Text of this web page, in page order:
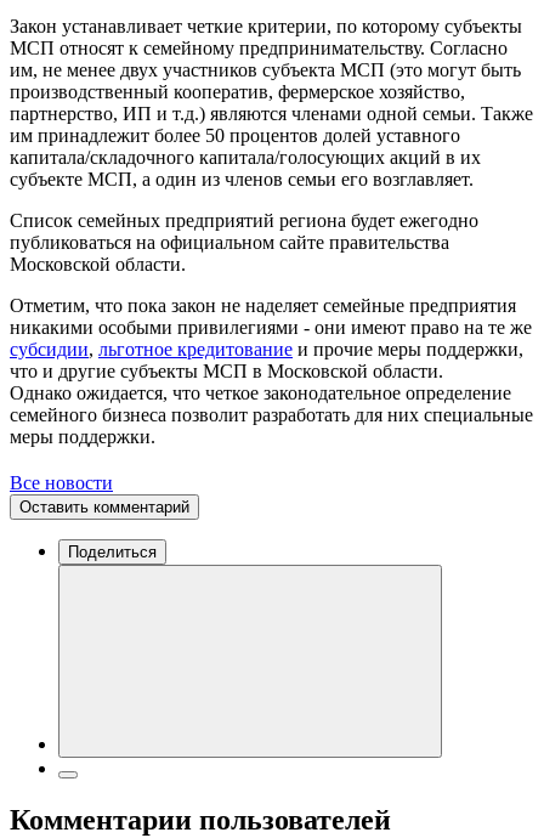
Закон устанавливает четкие критерии, по которому субъекты
МСП относят к семейному предпринимательству. Согласно
им, не менее двух участников субъекта МСП (это могут быть
производственный кооператив, фермерское хозяйство,
партнерство, ИП и т.д.) являются членами одной семьи. Также
им принадлежит более 50 процентов долей уставного
капитала/складочного капитала/голосующих акций в их
субъекте МСП, а один из членов семьи его возглавляет.
Список семейных предприятий региона будет ежегодно
публиковаться на официальном сайте правительства
Московской области.
Отметим, что пока закон не наделяет семейные предприятия
никакими особыми привилегиями - они имеют право на те же
субсидии, льготное кредитование и прочие меры поддержки,
что и другие субъекты МСП в Московской области.
Однако ожидается, что четкое законодательное определение
семейного бизнеса позволит разработать для них специальные
меры поддержки.
Все новости
Оставить комментарий
Поделиться
Комментарии пользователей